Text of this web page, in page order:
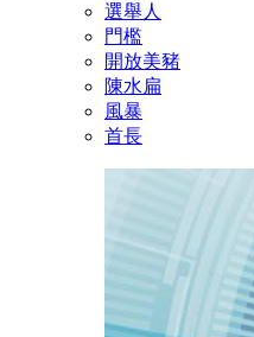
選舉人
門檻
開放美豬
陳水扁
風暴
首長